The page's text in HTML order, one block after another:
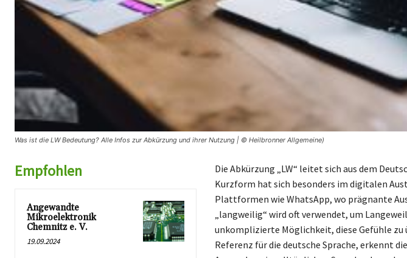
Was ist die LW Bedeutung? Alle Infos zur Abkürzung und ihrer Nutzung | © Heilbronner Allgemeine)
Empfohlen
Angewandte
Mikroelektronik
Chemnitz e. V.
19.09.2024
Die Abkürzung „LW“ leitet sich aus dem
Kurzform hat sich besonders im digitalen
Plattformen wie WhatsApp, wo prägnante
„langweilig“ wird oft verwendet, um
unkomplizierte Möglichkeit, diese Gefühle zu
Referenz für die deutsche Sprache, erkennt